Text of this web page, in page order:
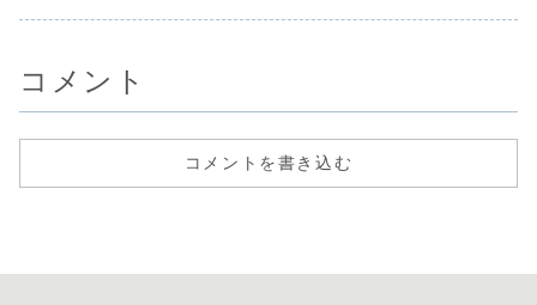
コメント
コメントを書き込む